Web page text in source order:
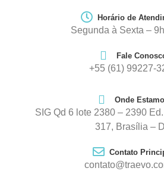
Horário de
Segunda à Sexta –
Fale
+55 (61) 99227-
Onde
SIG Qd 6 lote 2380 – 2390
317, Brasília –
Contato